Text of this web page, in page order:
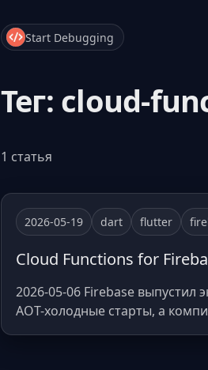
Start Debugging
Тег: cloud-
1 статья
2026-05-19 dart flutter
Cloud Functions for
2026-05-06 Firebase выпустил
AOT-холодные старты, а